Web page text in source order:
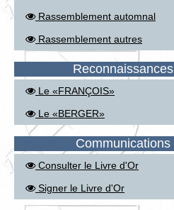
Rassemblement automnal
Rassemblement autres
Reconnaissances
Le «FRANÇOIS»
Le «BERGER»
Communications
Consulter le Livre d'Or
Signer le Livre d'Or